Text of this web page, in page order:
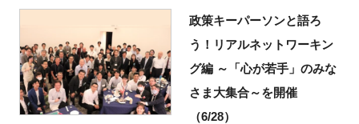
政策キーパーソンと語ろ
う！リアルネットワーキン
グ編 ～「心が若手」のみな
さま大集合～を開催
（6/28）